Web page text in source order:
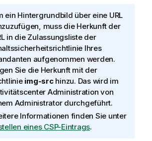
ein Hintergrundbild über eine URL
muss die Herkunft der
in die Zulassungsliste der
Ihres
aufgenommen werden.
Sie die Herkunft mit der
img-srchinzu. Das wird im
Administration von
Administrator durchgeführt.
Informationen finden Sie unter
eines CSP-Eintrags.